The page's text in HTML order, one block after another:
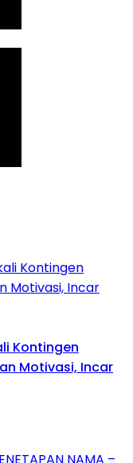
Kontingen
Motivasi, Incar